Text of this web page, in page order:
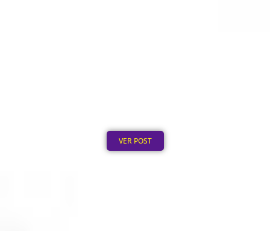
Publicado em: 7 de agosto de 2026
VER POST